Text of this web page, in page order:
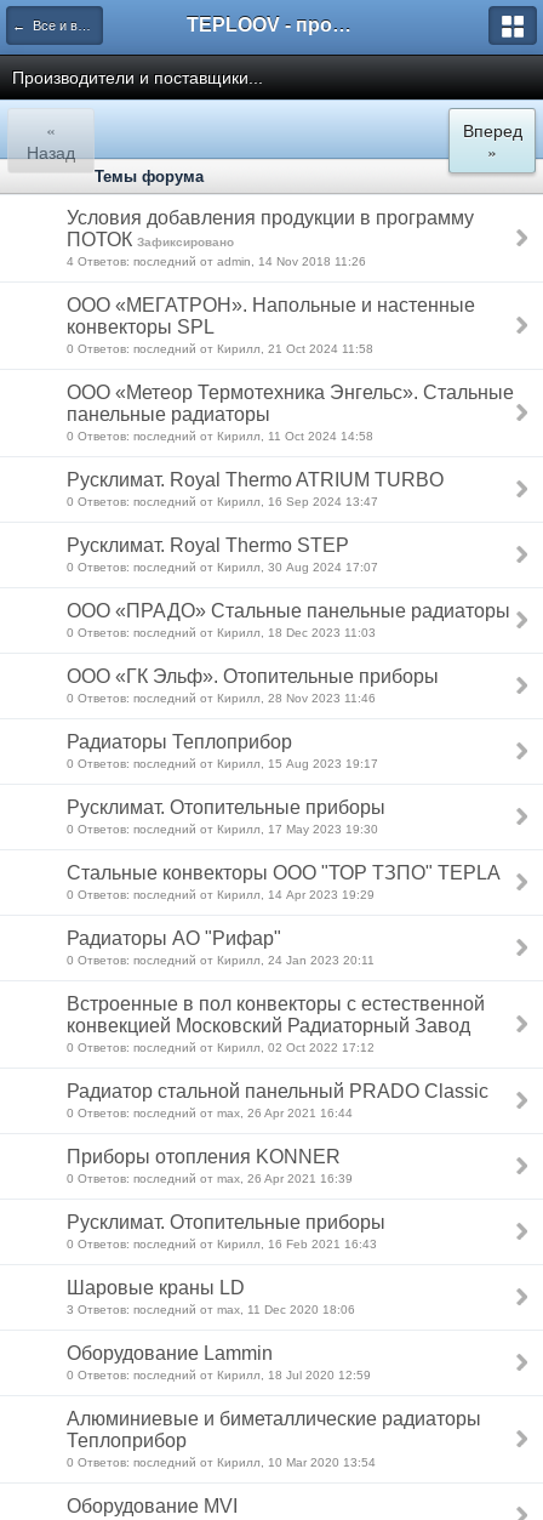
← Все и всё о пакете TEPLOOV TEPLOOV - программный комплекс для расчёта систем отопления и вентиляции
Производители и поставщики...
«
Назад
Вперед
»
Темы форума
Условия добавления продукции в программу
ПОТОК Зафиксировано
4 Ответов: последний от admin, 14 Nov 2018 11:26
ООО «МЕГАТРОН». Напольные и настенные
конвекторы SPL
0 Ответов: последний от Кирилл, 21 Oct 2024 11:58
ООО «Метеор Термотехника Энгельс». Стальные
панельные радиаторы
0 Ответов: последний от Кирилл, 11 Oct 2024 14:58
Русклимат. Royal Thermo ATRIUM TURBO
0 Ответов: последний от Кирилл, 16 Sep 2024 13:47
Русклимат. Royal Thermo STEP
0 Ответов: последний от Кирилл, 30 Aug 2024 17:07
ООО «ПРАДО» Стальные панельные радиаторы
0 Ответов: последний от Кирилл, 18 Dec 2023 11:03
ООО «ГК Эльф». Отопительные приборы
0 Ответов: последний от Кирилл, 28 Nov 2023 11:46
Радиаторы Теплоприбор
0 Ответов: последний от Кирилл, 15 Aug 2023 19:17
Русклимат. Отопительные приборы
0 Ответов: последний от Кирилл, 17 May 2023 19:30
Стальные конвекторы ООО "ТОР ТЗПО" TEPLA
0 Ответов: последний от Кирилл, 14 Apr 2023 19:29
Радиаторы АО "Рифар"
0 Ответов: последний от Кирилл, 24 Jan 2023 20:11
Встроенные в пол конвекторы с естественной
конвекцией Московский Радиаторный Завод
0 Ответов: последний от Кирилл, 02 Oct 2022 17:12
Радиатор стальной панельный PRADO Classic
0 Ответов: последний от max, 26 Apr 2021 16:44
Приборы отопления KONNER
0 Ответов: последний от max, 26 Apr 2021 16:39
Русклимат. Отопительные приборы
0 Ответов: последний от Кирилл, 16 Feb 2021 16:43
Шаровые краны LD
3 Ответов: последний от max, 11 Dec 2020 18:06
Оборудование Lammin
0 Ответов: последний от Кирилл, 18 Jul 2020 12:59
Алюминиевые и биметаллические радиаторы
Теплоприбор
0 Ответов: последний от Кирилл, 10 Mar 2020 13:54
Оборудование MVI